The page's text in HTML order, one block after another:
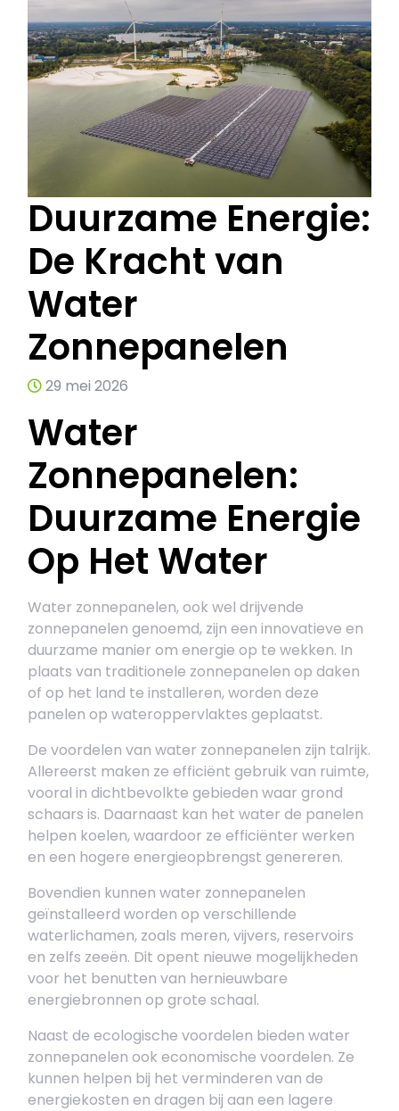
Duurzame Energie:
De Kracht van
Water
Zonnepanelen
29 mei 2026
Water
Zonnepanelen:
Duurzame Energie
Op Het Water
Water zonnepanelen, ook wel drijvende
zonnepanelen genoemd, zijn een innovatieve en
duurzame manier om energie op te wekken. In
plaats van traditionele zonnepanelen op daken
of op het land te installeren, worden deze
panelen op wateroppervlaktes geplaatst.
De voordelen van water zonnepanelen zijn talrijk.
Allereerst maken ze efficiënt gebruik van ruimte,
vooral in dichtbevolkte gebieden waar grond
schaars is. Daarnaast kan het water de panelen
helpen koelen, waardoor ze efficiënter werken
en een hogere energieopbrengst genereren.
Bovendien kunnen water zonnepanelen
geïnstalleerd worden op verschillende
waterlichamen, zoals meren, vijvers, reservoirs
en zelfs zeeën. Dit opent nieuwe mogelijkheden
voor het benutten van hernieuwbare
energiebronnen op grote schaal.
Naast de ecologische voordelen bieden water
zonnepanelen ook economische voordelen. Ze
kunnen helpen bij het verminderen van de
energiekosten en dragen bij aan een lagere